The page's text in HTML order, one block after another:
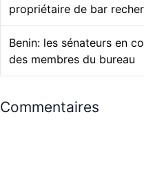
propriétaire de bar
Benin: les sénateurs en
des membres du bureau
Commentaires